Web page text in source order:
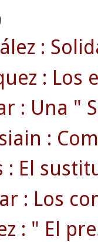
:
: Los
: Una "
:
: El
: Los
: " El